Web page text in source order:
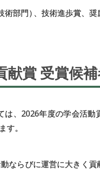
術部門） 、技術進歩賞、
献賞 受賞候
、2026年度の学会活
す。
ならびに運営に大きく